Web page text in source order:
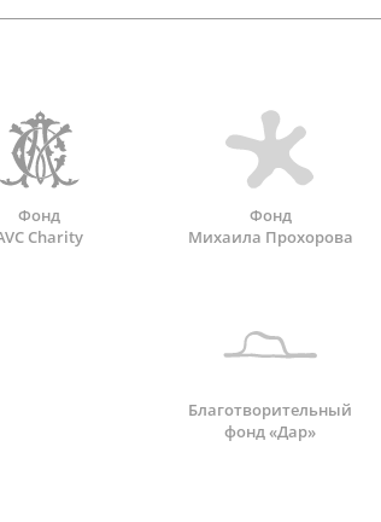
Фонд
Charity
Фонд
Михаила Прохорова
Благотворительный
фонд «Дар»